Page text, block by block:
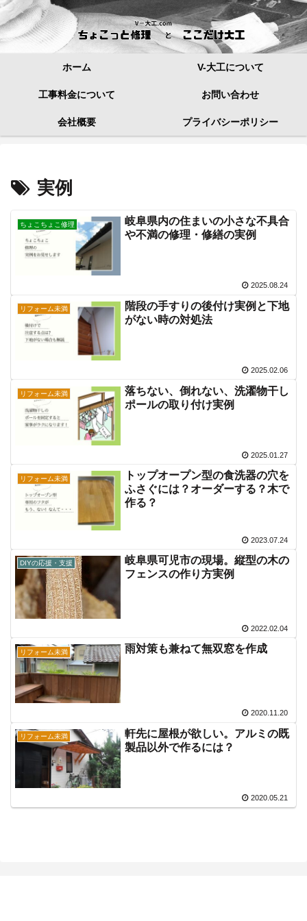
ホーム V-大工について
工事料金について お問い合わせ
会社概要 プライバシーポリシー
実例
ちょこちょこ修理
岐阜県内の住まいの小さな不具合
や不満の修理・修繕の実例
2025.08.24
リフォーム未満
階段の手すりの後付け実例と下地
がない時の対処法
2025.02.06
リフォーム未満
落ちない、倒れない、洗濯物干し
ポールの取り付け実例
2025.01.27
リフォーム未満
トップオープン型の食洗器の穴を
ふさぐには？オーダーする？木で
作る？
2023.07.24
DIYの応援・支援
岐阜県可児市の現場。縦型の木の
フェンスの作り方実例
2022.02.04
リフォーム未満 雨対策も兼ねて無双窓を作成
2020.11.20
リフォーム未満
軒先に屋根が欲しい。アルミの既
製品以外で作るには？
2020.05.21